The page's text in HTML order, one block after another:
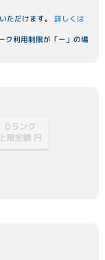
ただけます。詳しくは
利用制限が「ー」の場
Dランク
限金額 円